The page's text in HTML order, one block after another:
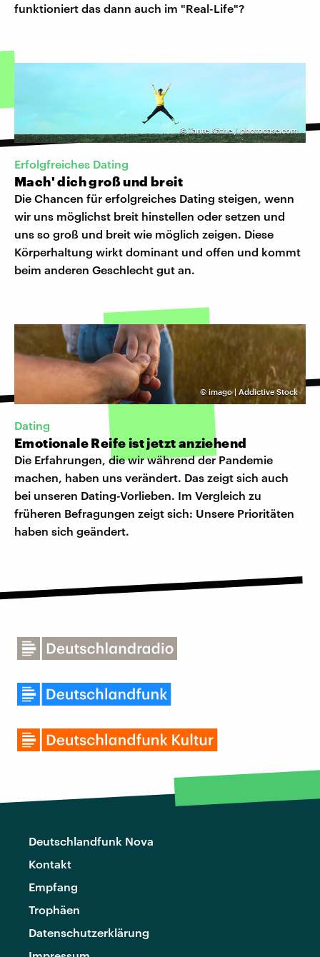
funktioniert das dann auch im "Real-Life"?
©Tante Käthe / photocase.com
Erfolgfreiches Dating
Mach' dich groß und breit
Die Chancen für erfolgreiches Dating steigen, wenn
wir uns möglichst breit hinstellen oder setzen und
uns so groß und breit wie möglich zeigen. Diese
Körperhaltung wirkt dominant und offen und kommt
beim anderen Geschlecht gut an.
© imago | Addictive Stock
Dating
Emotionale Reife ist jetzt anziehend
Die Erfahrungen, die wir während der Pandemie
machen, haben uns verändert. Das zeigt sich auch
bei unseren Dating-Vorlieben. Im Vergleich zu
früheren Befragungen zeigt sich: Unsere Prioritäten
haben sich geändert.
Deutschlandfunk Nova
Kontakt
Empfang
Trophäen
Datenschutzerklärung